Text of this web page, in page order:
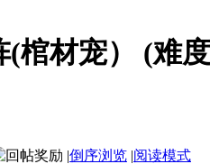
棺材宠） (难度
|倒序浏览 |阅读模式